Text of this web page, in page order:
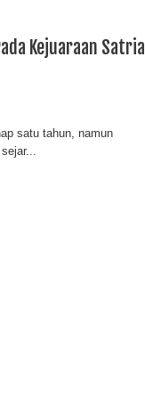
Kejuaraan Satria
satu tahun, namun